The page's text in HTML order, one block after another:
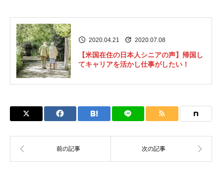
2020.04.21 2020.07.08
【米国在住の日本人シニアの声】帰国し
てキャリアを活かし仕事がしたい！